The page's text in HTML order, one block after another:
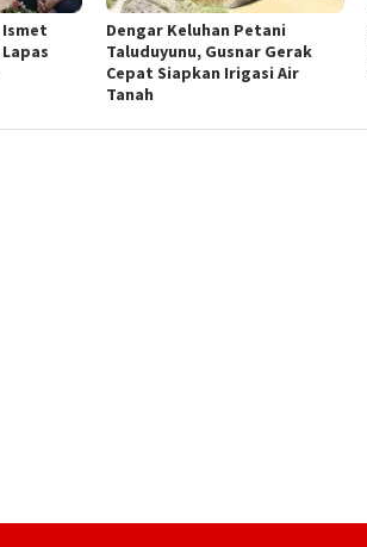
Dengar Keluhan Petani
Taluduyunu, Gusnar Gerak
Cepat Siapkan Irigasi Air
Tanah